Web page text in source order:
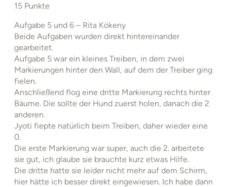
15 Punkte
Aufgabe 5 und 6 – Rita Kökeny
Beide Aufgaben wurden direkt hintereinander
gearbeitet.
Aufgabe 5 war ein kleines Treiben, in dem zwei
Markierungen hinter den Wall, auf dem der Treiber ging
fielen.
Anschließend flog eine dritte Markierung rechts hinter
Bäume. Die sollte der Hund zuerst holen, danach die 2
anderen.
Jyoti fiepte natürlich beim Treiben, daher wieder eine
0.
Die erste Markierung war super, auch die 2. arbeitete
sie gut, ich glaube sie brauchte kurz etwas Hilfe.
Die dritte hatte sie leider nicht mehr auf dem Schirm,
hier hätte ich besser direkt eingewiesen. Ich habe dann